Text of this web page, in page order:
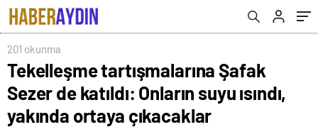
çıkacaklar
201 okunma
Tekelleşme tartışmalarına Şafak
Sezer de katıldı: Onların suyu ısındı,
yakında ortaya çıkacaklar